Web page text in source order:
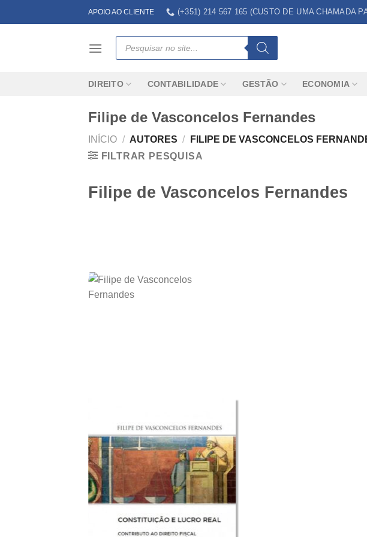
to
APOIO AO CLIENTE (+351) 214 567 165 (CUSTO DE UMA CHAMADA
Products
search
DIREITO CONTABILIDADE GESTÃO ECONOMIA
Filipe de Vasconcelos Fernandes
INÍCIO / AUTORES /
FILIPE DE VASCONCELOS
FILTRAR PESQUISA
Filipe de Vasconcelos Fernandes